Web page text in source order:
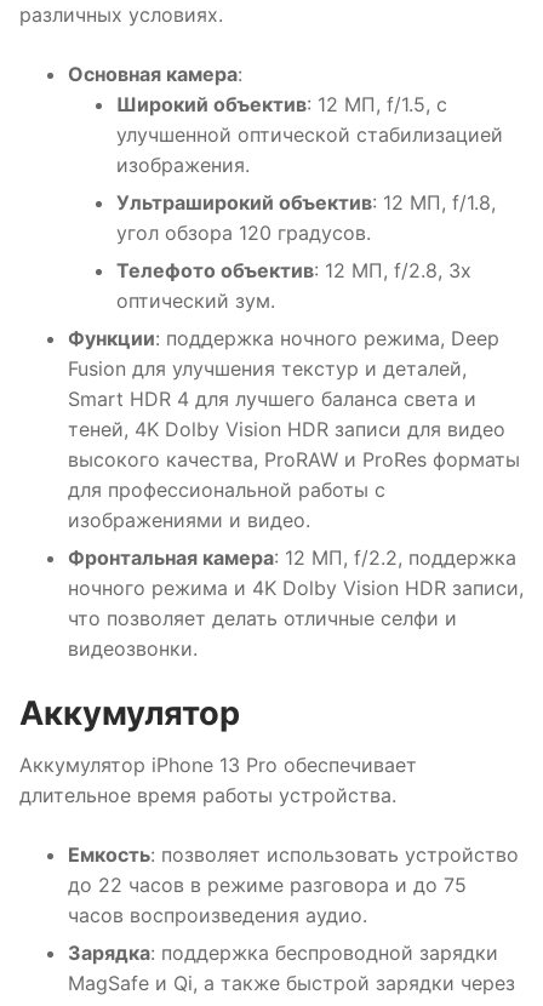
различных условиях.
Основная камера:
Широкий объектив: 12 МП, f/1.5, с
улучшенной оптической стабилизацией
изображения.
Ультраширокий объектив: 12 МП, f/1.8,
угол обзора 120 градусов.
Телефото объектив: 12 МП, f/2.8, 3x
оптический зум.
Функции: поддержка ночного режима, Deep
Fusion для улучшения текстур и деталей,
Smart HDR 4 для лучшего баланса света и
теней, 4K Dolby Vision HDR записи для видео
высокого качества, ProRAW и ProRes форматы
для профессиональной работы с
изображениями и видео.
Фронтальная камера: 12 МП, f/2.2, поддержка
ночного режима и 4K Dolby Vision HDR записи,
что позволяет делать отличные селфи и
видеозвонки.
Аккумулятор
Аккумулятор iPhone 13 Pro обеспечивает
длительное время работы устройства.
Емкость: позволяет использовать устройство
до 22 часов в режиме разговора и до 75
часов воспроизведения аудио.
Зарядка: поддержка беспроводной зарядки
MagSafe и Qi, а также быстрой зарядки через